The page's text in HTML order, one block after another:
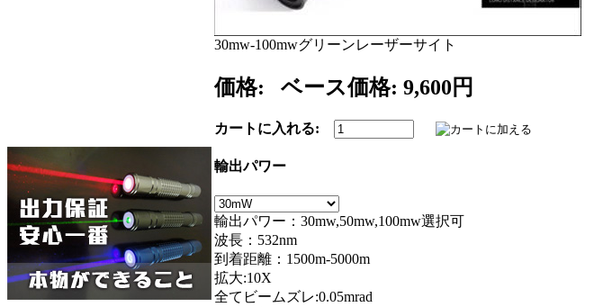
30mw-100mwグリーンレーザーサイト
価格: ベース価格: 9,600円
カートに入れる:
輸出パワー
輸出パワー：30mw,50mw,100mw選択可
波長：532nm
到着距離：1500m-5000m
拡大:10X
全てビームズレ:0.05mrad